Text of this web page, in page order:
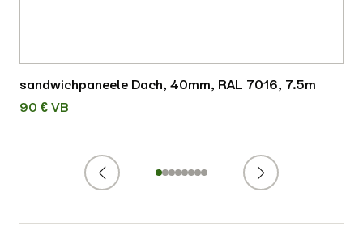
Zurück
sandwichpaneele Dach, 40mm, RAL 7016, 7.5m
90 € VB
Weiter
1 2 3 4 5 6 7